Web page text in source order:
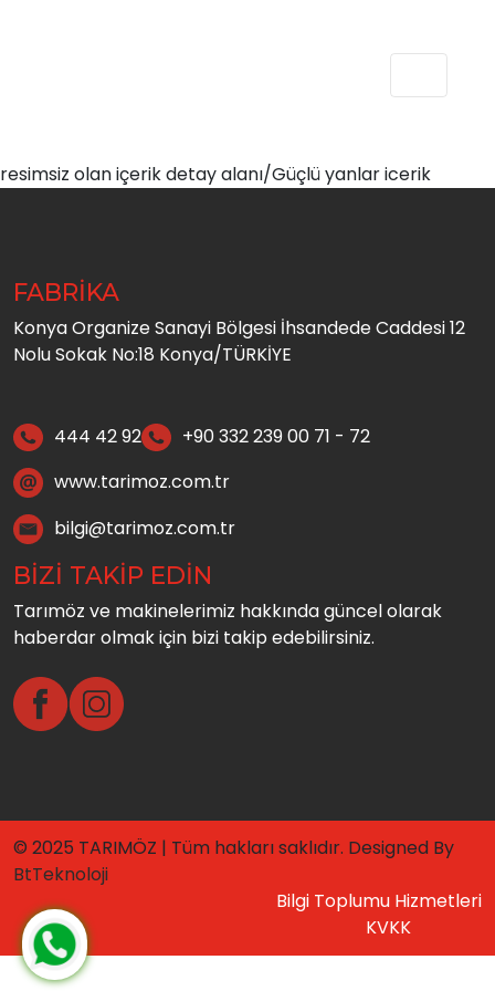
resimsiz olan içerik detay alanı/Güçlü yanlar icerik
FABRİKA
Konya Organize Sanayi Bölgesi İhsandede Caddesi 12
Nolu Sokak No:18 Konya/TÜRKİYE
444 42 92
+90 332 239 00 71 - 72
www.tarimoz.com.tr
bilgi@tarimoz.com.tr
BİZİ TAKİP EDİN
Tarımöz ve makinelerimiz hakkında güncel olarak
haberdar olmak için bizi takip edebilirsiniz.
© 2025 TARIMÖZ | Tüm hakları saklıdır. Designed By
BtTeknoloji
Bilgi Toplumu Hizmetleri
KVKK